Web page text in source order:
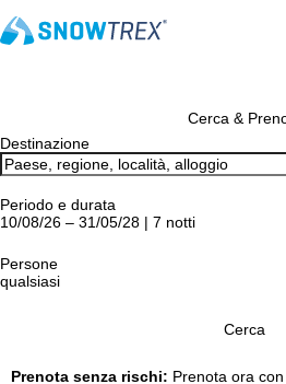
Cerca &
Destinazione
Periodo e durata
10/08/26 – 31/05/28 | 7 notti
Persone
qualsiasi
Cerca
Prenota senza rischi: Prenota ora con